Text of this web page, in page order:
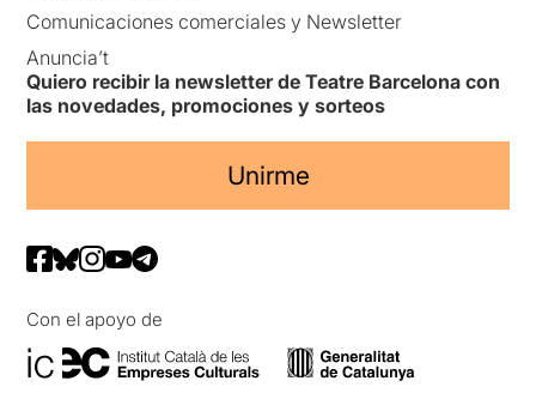
Comunicaciones comerciales y Newsletter
Anuncia’t
Quiero recibir la newsletter de Teatre Barcelona con
las novedades, promociones y sorteos
Unirme
Con el apoyo de